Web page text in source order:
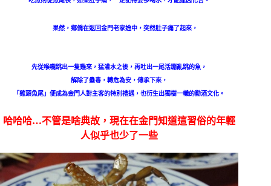
果然，鄉僑在返回金門老家途中，突然肚子痛了起來，
先從喉嚨跳出一隻雞來，猛灌水之後，再吐出一尾活蹦亂跳的魚，
解除了蠱毒，轉危為安，傳承下來，
「雞頭魚尾」便成為金門人對主客的特別禮遇，也衍生出獨樹一幟的勸酒文化。
哈哈哈…不管是啥典故，現在在金門知道這習俗的年輕
人似乎也少了一些